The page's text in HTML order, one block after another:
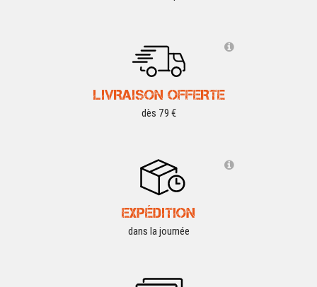
LIVRAISON OFFERTE
dès 79 €
EXPÉDITION
dans la journée